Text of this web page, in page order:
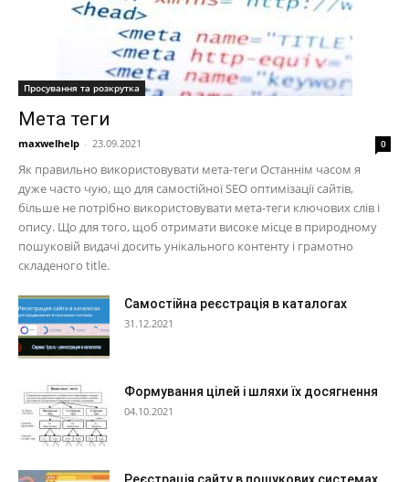
Просування та розкрутка
Мета теги
maxwelhelp - 23.09.2021 0
Як правильно використовувати мета-теги Останнім часом я
дуже часто чую, що для самостійної SEO оптимізації сайтів,
більше не потрібно використовувати мета-теги ключових слів і
опису. Що для того, щоб отримати високе місце в природному
пошуковій видачі досить унікального контенту і грамотно
складеного title.
Самостійна реєстрація в каталогах
31.12.2021
Формування цілей і шляхи їх досягнення
04.10.2021
Реєстрація сайту в пошукових системах